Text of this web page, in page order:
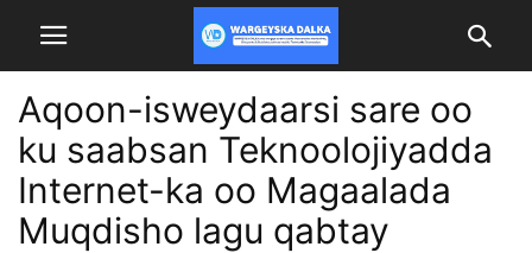
Aqoon-isweydaarsi sare oo
ku saabsan Teknoolojiyadda
Internet-ka oo Magaalada
Muqdisho lagu qabtay